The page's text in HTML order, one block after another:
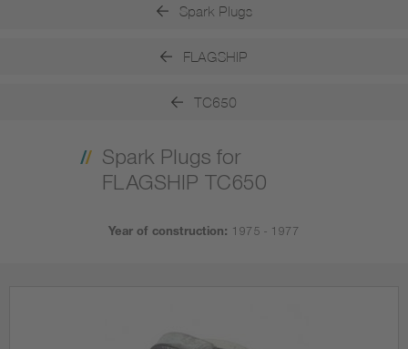
Spark Plugs
FLAGSHIP
TC650
Spark Plugs for
FLAGSHIP TC650
Year of construction: 1975 - 1977